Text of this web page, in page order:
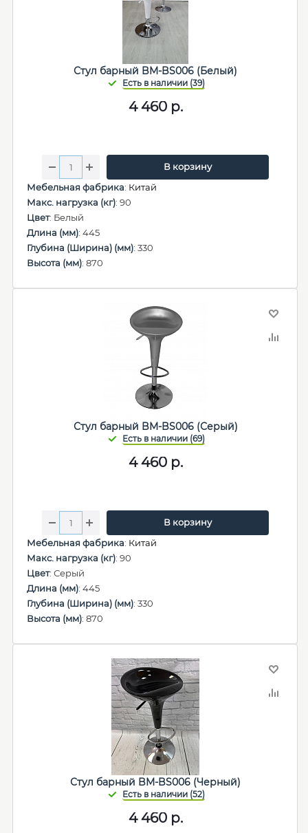
Стул барный BM-BS006 (Белый)
4 460р.
В корзину
Мебельная фабрика: Китай
Макс. нагрузка (кг): 90
Цвет: Белый
Длина (мм): 445
Глубина (Ширина) (мм): 330
Высота (мм): 870
Стул барный BM-BS006 (Серый)
4 460р.
В корзину
Мебельная фабрика: Китай
Макс. нагрузка (кг): 90
Цвет: Серый
Длина (мм): 445
Глубина (Ширина) (мм): 330
Высота (мм): 870
Стул барный BM-BS006 (Черный)
4 460р.